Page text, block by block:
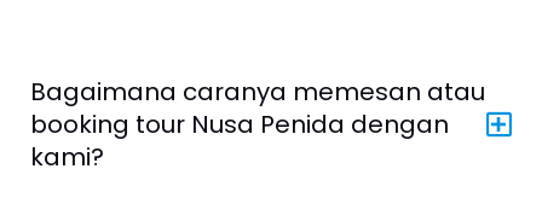
Bagaimana caranya memesan atau
booking tour Nusa Penida dengan
kami?